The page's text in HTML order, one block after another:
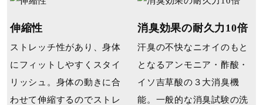
伸縮性
ストレッチ性があり、⾝体
にフィットしやすくスタイ
リッシュ。⾝体の動きに合
わせて伸縮するのでストレ
消臭効果の耐久力10倍
汗臭の不快なニオイのもと
となるアンモニア・酢酸・
イソ吉草酸の３大消臭機
能。一般的な消臭試験の洗